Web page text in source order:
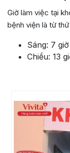
Giờ làm việc tại
bệnh viện là từ
Sáng: 7
Chiều: 13